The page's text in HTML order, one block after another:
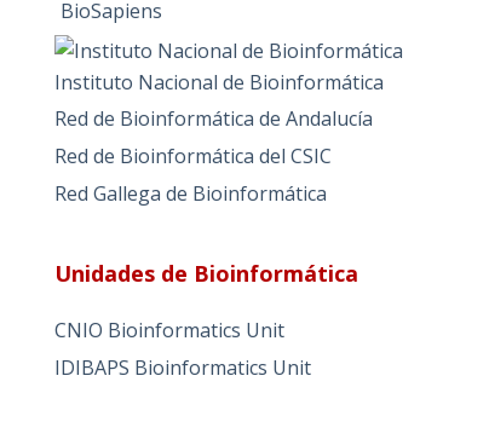
BioSapiens
Instituto Nacional de Bioinformática
Red de Bioinformática de Andalucía
Red de Bioinformática del CSIC
Red Gallega de Bioinformática
Unidades de Bioinformática
CNIO Bioinformatics Unit
IDIBAPS Bioinformatics Unit